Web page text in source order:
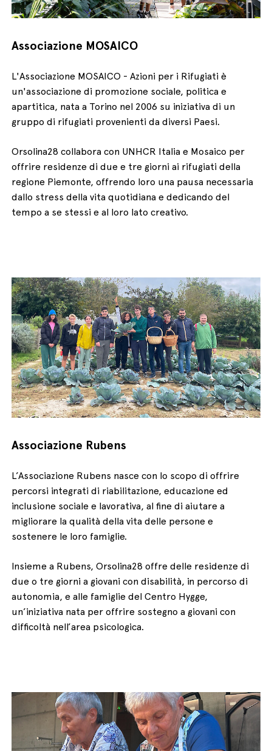
Associazione MOSAICO
L'Associazione MOSAICO - Azioni per i Rifugiati è
un'associazione di promozione sociale, politica e
apartitica, nata a Torino nel 2006 su iniziativa di un
gruppo di rifugiati provenienti da diversi Paesi.
Orsolina28 collabora con UNHCR Italia e Mosaico per
offrire residenze di due e tre giorni ai rifugiati della
regione Piemonte, offrendo loro una pausa necessaria
dallo stress della vita quotidiana e dedicando del
tempo a se stessi e al loro lato creativo.
Associazione Rubens
L’Associazione Rubens nasce con lo scopo di offrire
percorsi integrati di riabilitazione, educazione ed
inclusione sociale e lavorativa, al fine di aiutare a
migliorare la qualità della vita delle persone e
sostenere le loro famiglie.
Insieme a Rubens, Orsolina28 offre delle residenze di
due o tre giorni a giovani con disabilità, in percorso di
autonomia, e alle famiglie del Centro Hygge,
un’iniziativa nata per offrire sostegno a giovani con
difficoltà nell’area psicologica.